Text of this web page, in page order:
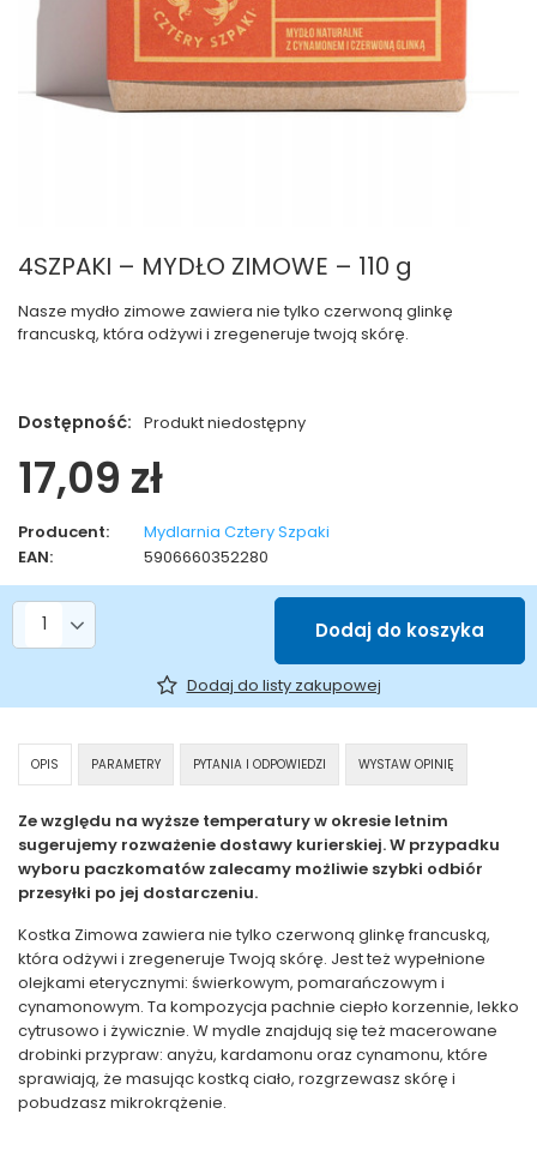
4SZPAKI – MYDŁO ZIMOWE – 110 g
Nasze mydło zimowe zawiera nie tylko czerwoną glinkę
francuską, która odżywi i zregeneruje twoją skórę.
Dostępność: Produkt niedostępny
17,09 zł
Producent:
Mydlarnia Cztery Szpaki
EAN:
5906660352280
Liczba produktów
Dodaj do koszyka
Dodaj do listy zakupowej
OPIS PARAMETRY PYTANIA I ODPOWIEDZI WYSTAW OPINIĘ
Ze względu na wyższe temperatury w okresie letnim
sugerujemy rozważenie dostawy kurierskiej. W przypadku
wyboru paczkomatów zalecamy możliwie szybki odbiór
przesyłki po jej dostarczeniu.
Kostka Zimowa zawiera nie tylko czerwoną glinkę francuską,
która odżywi i zregeneruje Twoją skórę. Jest też wypełnione
olejkami eterycznymi: świerkowym, pomarańczowym i
cynamonowym. Ta kompozycja pachnie ciepło korzennie, lekko
cytrusowo i żywicznie. W mydle znajdują się też macerowane
drobinki przypraw: anyżu, kardamonu oraz cynamonu, które
sprawiają, że masując kostką ciało, rozgrzewasz skórę i
pobudzasz mikrokrążenie.